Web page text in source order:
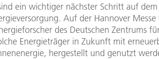
ein wichtiger nächster Schritt auf
Auf der Hannover
des Deutschen Zentrums
Energieträger in Zukunft mit
hergestellt und genutzt